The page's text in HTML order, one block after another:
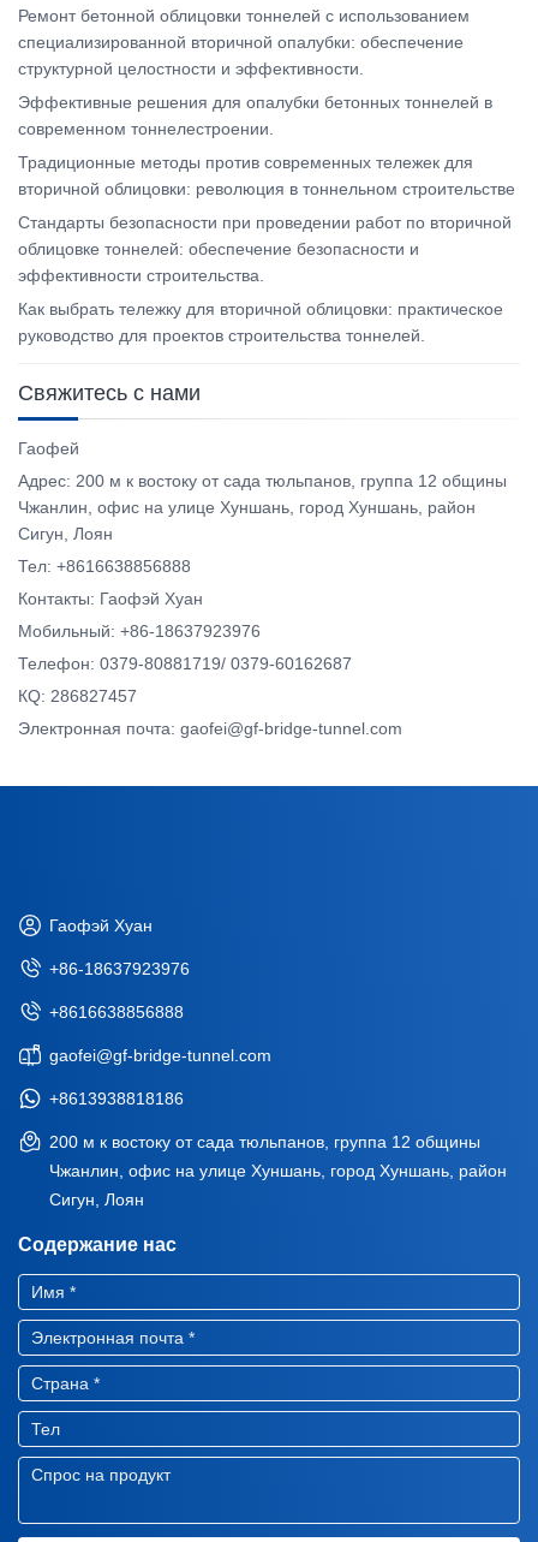
Ремонт бетонной облицовки тоннелей с использованием
специализированной вторичной опалубки: обеспечение
структурной целостности и эффективности.
Эффективные решения для опалубки бетонных тоннелей в
современном тоннелестроении.
Традиционные методы против современных тележек для
вторичной облицовки: революция в тоннельном строительстве
Стандарты безопасности при проведении работ по вторичной
облицовке тоннелей: обеспечение безопасности и
эффективности строительства.
Как выбрать тележку для вторичной облицовки: практическое
руководство для проектов строительства тоннелей.
Свяжитесь с нами
Гаофей
Адрес: 200 м к востоку от сада тюльпанов, группа 12 общины
Чжанлин, офис на улице Хуншань, город Хуншань, район
Сигун, Лоян
Тел: +8616638856888
Контакты: Гаофэй Хуан
Мобильный: +86-18637923976
Телефон: 0379-80881719/ 0379-60162687
КQ: 286827457
Электронная почта: gaofei@gf-bridge-tunnel.com
Гаофэй Хуан
+86-18637923976
+8616638856888
gaofei@gf-bridge-tunnel.com
+8613938818186
200 м к востоку от сада тюльпанов, группа 12 общины
Чжанлин, офис на улице Хуншань, город Хуншань, район
Сигун, Лоян
Содержание нас